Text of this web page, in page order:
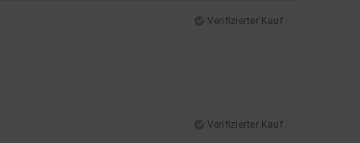
Verifizierter Kauf
Verifizierter Kauf